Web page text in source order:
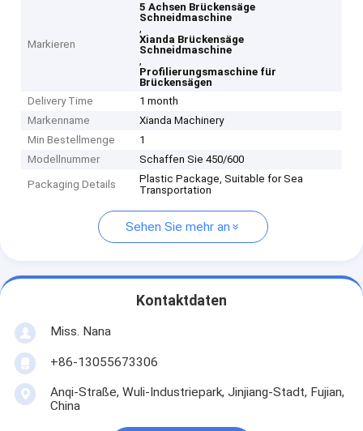
Markieren
5 Achsen Brückensäge
Schneidmaschine
,
Xianda Brückensäge
Schneidmaschine
,
Profilierungsmaschine für
Brückensägen
Delivery Time
1 month
Markenname
Xianda Machinery
Min Bestellmenge
1
Modellnummer
Schaffen Sie 450/600
Packaging Details
Plastic Package, Suitable for Sea
Transportation
Sehen Sie mehr an
Kontaktdaten
Miss. Nana
+86-13055673306
Anqi-Straße, Wuli-Industriepark, Jinjiang-Stadt, Fujian,
China